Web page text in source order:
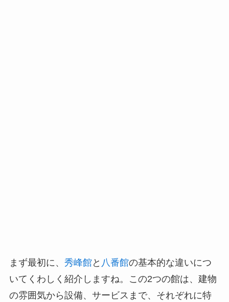
まず最初に、 秀峰館と 八番館の基本的な違いにつ
いてくわしく紹介しますね。この2つの館は、建物
の雰囲気から設備、サービスまで、それぞれに特